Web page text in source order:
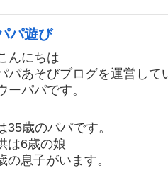
パ遊び
んにちは
パあそびブログを運営して
ーパパです。
35歳のパパです。
は6歳の娘
の息子がいます。